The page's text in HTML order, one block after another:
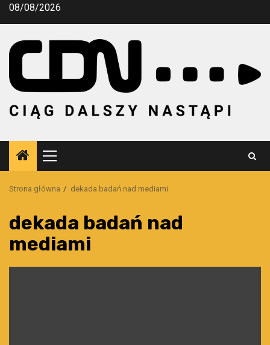
Przejdź
08/08/2026
Menu
główne
Strona główna dekada badań nad mediami
dekada badań nad
mediami